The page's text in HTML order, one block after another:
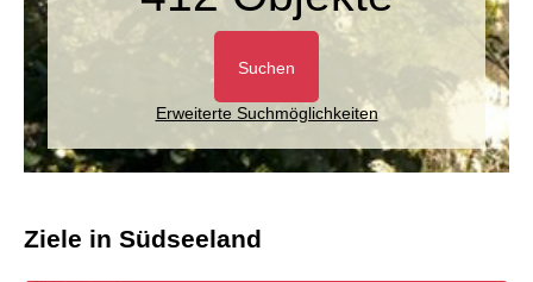
Suchen
Erweiterte Suchmöglichkeiten
Ziele in Südseeland